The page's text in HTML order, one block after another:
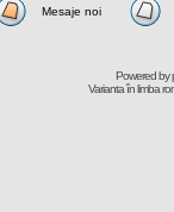
Mesaje noi
Powered by
Varianta în limba